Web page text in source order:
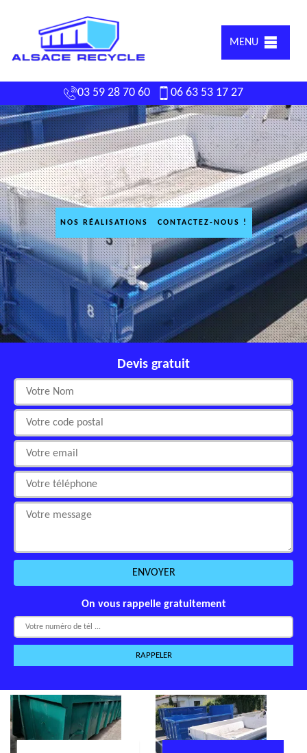
MENU
03 59 28 70 60 06 63 53 17 27
NOS RÉALISATIONS CONTACTEZ-NOUS !
Devis gratuit
On vous rappelle gratuitement